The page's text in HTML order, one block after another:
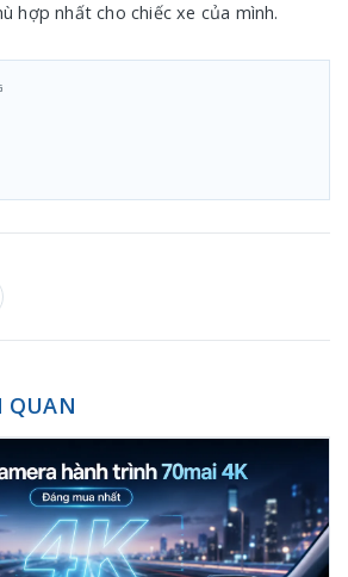
hợp nhất cho chiếc xe của mình.
QUAN